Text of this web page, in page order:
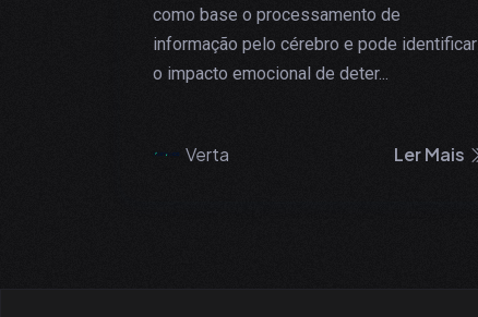
como base o processamento de
informação pelo cérebro e pode identificar
o impacto emocional de deter...
Verta Ler Mais